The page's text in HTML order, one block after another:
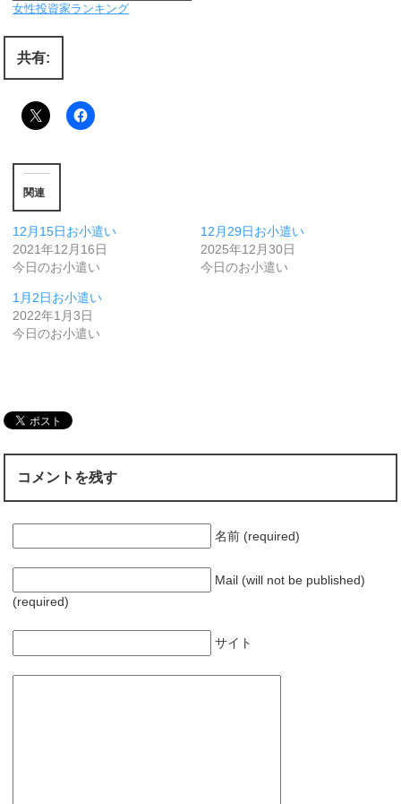
女性投資家ランキング
共有:
関連
12月15日お小遣い
2021年12月16日
今日のお小遣い
12月29日お小遣い
2025年12月30日
今日のお小遣い
1月2日お小遣い
2022年1月3日
今日のお小遣い
コメントを残す
名前 (required)
Mail (will not be published)
(required)
サイト